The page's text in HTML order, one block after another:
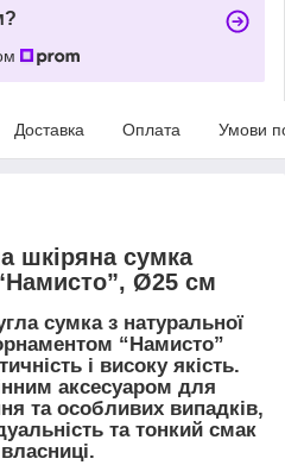
Доставка Оплата Умови
шкіряна сумка
Ø25 см
сумказ натуральної
“Намисто”
і високу якість.
аксесуаром для
та особливих випадків,
та тонкий смак